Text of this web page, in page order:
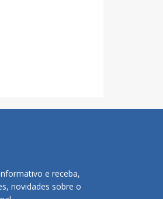
e receba,
novidades sobre o